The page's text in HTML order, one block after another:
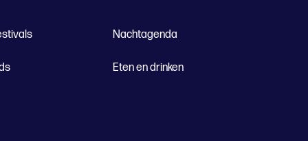
Nachtagenda
Eten en drinken